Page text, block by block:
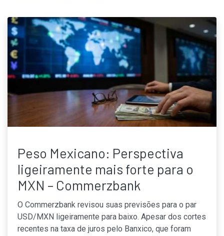
Peso Mexicano: Perspectiva
ligeiramente mais forte para o
MXN – Commerzbank
O Commerzbank revisou suas previsões para o par
USD/MXN ligeiramente para baixo. Apesar dos cortes
recentes na taxa de juros pelo Banxico, que foram